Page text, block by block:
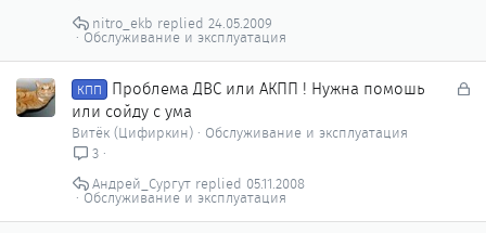
Обслуживание и эксплуатация
24.05.2009
nitro_ekb
З
КПП
Проблема ДВС или АКПП ! Нужна помошь
или сойду с ума
Витёк (Цифиркин)
Обслуживание и эксплуатация
3
Обслуживание и эксплуатация
05.11.2008
Андрей_Сургут